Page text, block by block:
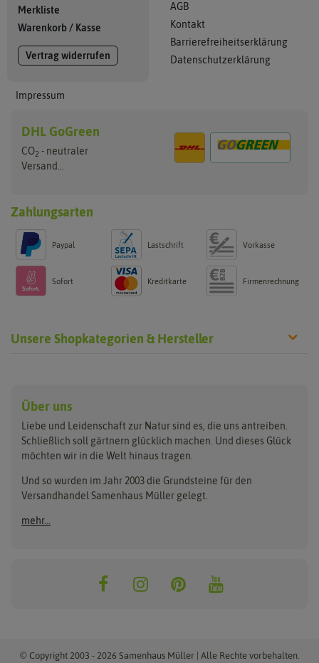
Merkliste
Warenkorb / Kasse
Vertrag widerrufen
Impressum
AGB
Kontakt
Barrierefreiheitserklärung
Datenschutzerklärung
DHL GoGreen
CO2 - neutraler
Versand...
Zahlungsarten
Paypal Lastschrift Vorkasse
Sofort Kreditkarte Firmenrechnung
Unsere Shopkategorien & Hersteller
Anzuchtschalen
Beleuchtung
Folien, Vliese und Netze
Gartengeräte
Nützlinge & Nisthilfen
Keimsprossen
Saatgut für Werbezwecke
Samen-Sets
Gemüsesamen
Exotische Samen
Rasensamen
Benary
Buzzy Seeds
Clever Pots
Dürr-Samen
FLORTUS
Greenline
Grüne Oase
ReNatura Vogelwelt
Über uns
Liebe und Leidenschaft zur Natur sind es, die uns antreiben.
Schließlich soll gärtnern glücklich machen. Und dieses Glück
möchten wir in die Welt hinaus tragen.
Und so wurden im Jahr 2003 die Grundsteine für den
Versandhandel Samenhaus Müller gelegt.
mehr...
© Copyright 2003 - 2026 Samenhaus Müller | Alle Rechte vorbehalten.